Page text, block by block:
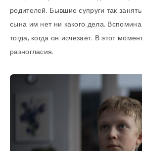
родителей. Бывшие супруги так
сына им нет ни какого дела.
тогда, когда он исчезает. В этот
разногласия.